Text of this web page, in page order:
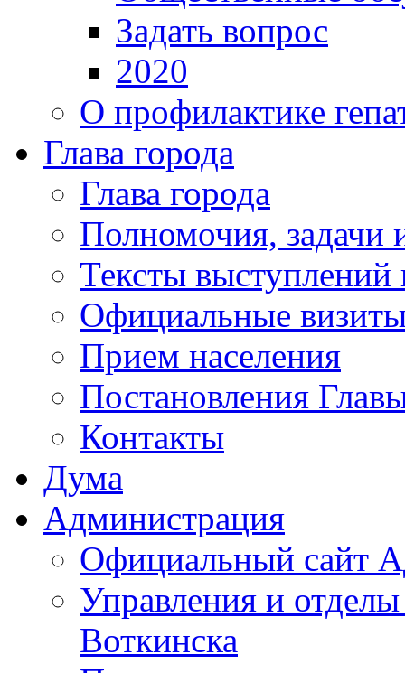
Задать вопрос
2020
О профилактике
Глава города
Глава города
Полномочия, задачи
Тексты выступлений
Официальные
Прием населения
Постановления
Контакты
Дума
Администрация
Официальный сайт
Управления и
Воткинска